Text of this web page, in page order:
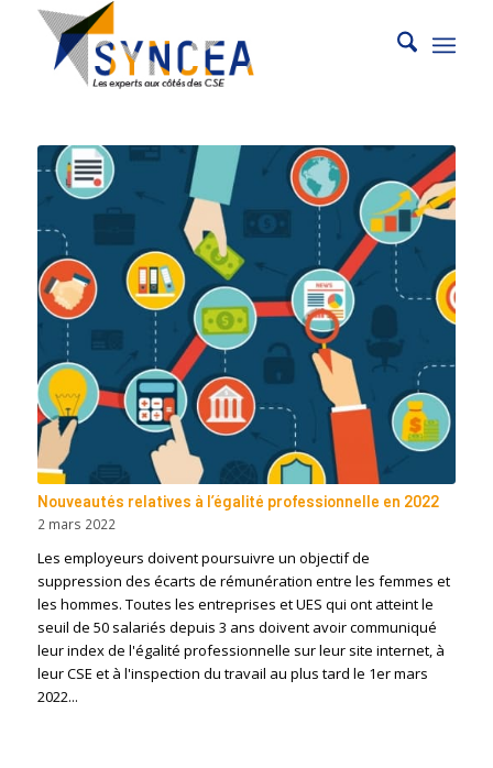
Nouveautés relatives à l’égalité professionnelle en 2022
2 mars 2022
Les employeurs doivent poursuivre un objectif de
suppression des écarts de rémunération entre les femmes et
les hommes. Toutes les entreprises et UES qui ont atteint le
seuil de 50 salariés depuis 3 ans doivent avoir communiqué
leur index de l'égalité professionnelle sur leur site internet, à
leur CSE et à l'inspection du travail au plus tard le 1er mars
2022...